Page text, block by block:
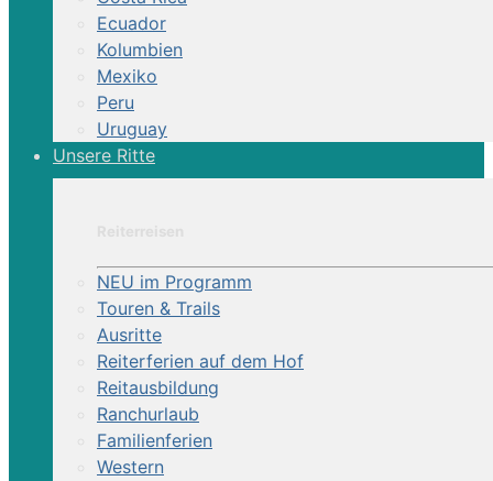
Ecuador
Kolumbien
Mexiko
Peru
Uruguay
Unsere Ritte
NEU im Programm
Touren & Trails
Ausritte
Reiterferien auf dem Hof
Reitausbildung
Ranchurlaub
Familienferien
Western